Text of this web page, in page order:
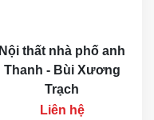
Nội thất nhà phố anh
Thanh - Bùi Xương
Trạch
Liên hệ